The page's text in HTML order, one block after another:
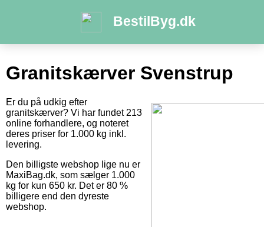
BestilByg.dk
Granitskærver Svenstrup
Er du på udkig efter
granitskærver? Vi har fundet 213
online forhandlere, og noteret
deres priser for 1.000 kg inkl.
levering.
Den billigste webshop lige nu er
MaxiBag.dk, som sælger 1.000
kg for kun 650 kr. Det er 80 %
billigere end den dyreste
webshop.